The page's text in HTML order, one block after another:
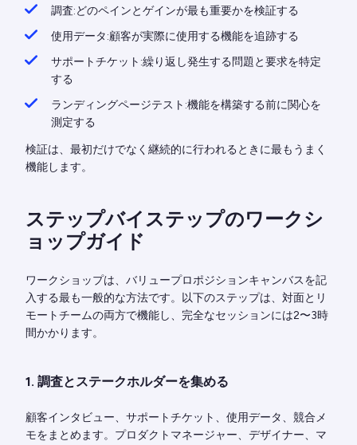
調査:どのペインとゲインが最も重要かを検証する
使用データ:顧客が実際に使用する機能を追跡する
サポートチケット:繰り返し発生する問題と要求を特定
する
ランディングページテスト:機能を構築する前に関心を
測定する
検証は、最初だけでなく継続的に行われるときに最もうまく
機能します。
ステップバイステップのワークシ
ョップガイド
ワークショップは、バリュープロポジションキャンバスを記
入する最も一般的な方法です。以下のステップは、対面とリ
モートチームの両方で機能し、完全なセッションには2〜3時
間かかります。
1. 調査とステークホルダーを集める
顧客インタビュー、サポートチケット、使用データ、競合メ
モをまとめます。プロダクトマネージャー、デザイナー、マ